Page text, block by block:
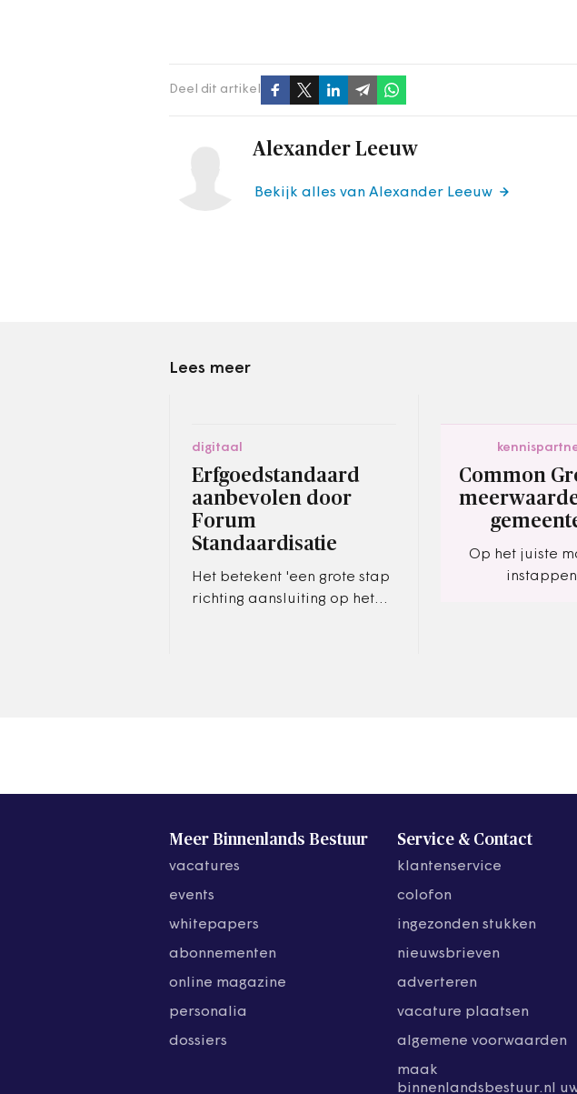
Deel dit artikel
Alexander Leeuw
Bekijk alles van Alexander Leeuw
Lees meer
digitaal
Erfgoedstandaard
aanbevolen door
Forum
Standaardisatie
Het betekent 'een grote stap
richting aansluiting op het
Common
Op het juiste
Meer Binnenlands Bestuur
vacatures
events
whitepapers
abonnementen
online magazine
personalia
dossiers
Service & Contact
klantenservice
colofon
ingezonden stukken
nieuwsbrieven
adverteren
vacature plaatsen
algemene voorwaarden
maak
binnenlandsbestuur.nl